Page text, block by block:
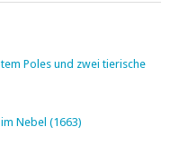
Poles und zwei tierische
Nebel (1663)